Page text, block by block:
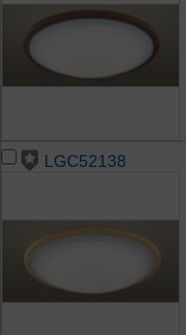
LGC52138